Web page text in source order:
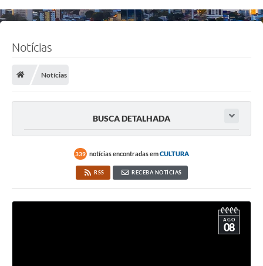
Notícias
Notícias
BUSCA DETALHADA
339 notícias encontradas emCULTURA
RSS RECEBA NOTÍCIAS
AGO
08